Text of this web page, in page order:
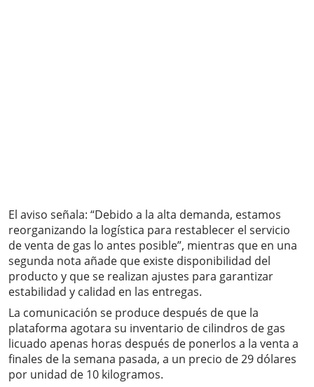
El aviso señala: “Debido a la alta demanda, estamos
reorganizando la logística para restablecer el servicio
de venta de gas lo antes posible”, mientras que en una
segunda nota añade que existe disponibilidad del
producto y que se realizan ajustes para garantizar
estabilidad y calidad en las entregas.
La comunicación se produce después de que la
plataforma agotara su inventario de cilindros de gas
licuado apenas horas después de ponerlos a la venta a
finales de la semana pasada, a un precio de 29 dólares
por unidad de 10 kilogramos.